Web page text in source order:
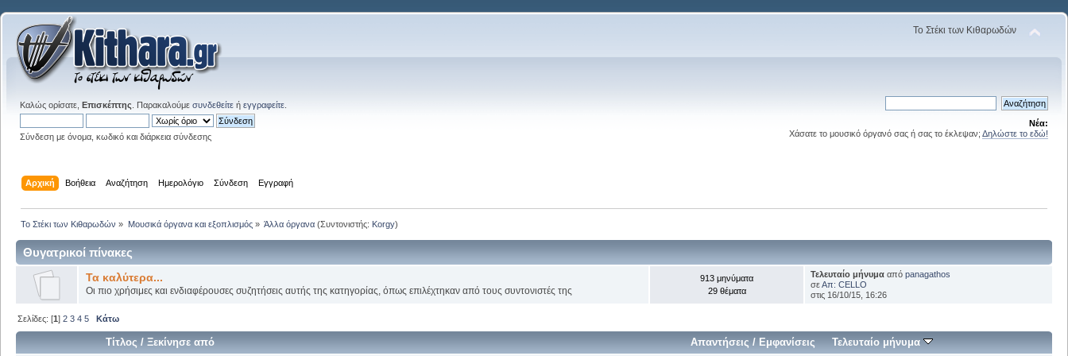
Το Στέκι των Κιθαρωδών
Καλώς ορίσατε, Επισκέπτης . Παρακαλούμε συνδεθείτε ή εγγραφείτε
Σύνδεση με όνομα, κωδικό και διάρκεια σύνδεσης
Νέα:
Χάσατε το μουσικό όργανό σας ή σας το έκλεψαν; Δηλώστε το εδώ!
Αρχική Βοήθεια Αναζήτηση Ημερολόγιο Σύνδεση Εγγραφή
Το Στέκι των Κιθαρωδών » Μουσικά όργανα και εξοπλισμός» Άλλα όργανα(Συντονιστής: Korgy)
Θυγατρικοί πίνακες
Τα καλύτερα...
Οι πιο χρήσιμες και ενδιαφέρουσες συζητήσεις αυτής της κατηγορίας, όπως επιλέχτηκαν από τους συντονιστές της
913 μηνύματα
29 θέματα
Τελευταίο μήνυμα απόpanagathos
σεΑπ: CELLO
στις 16/10/15, 16:26
Σελίδες: [1]2 3 4 5 Κάτω
Τίτλος /Ξεκίνησε από Απαντήσεις / Εμφανίσεις Τελευταίο μήνυμα